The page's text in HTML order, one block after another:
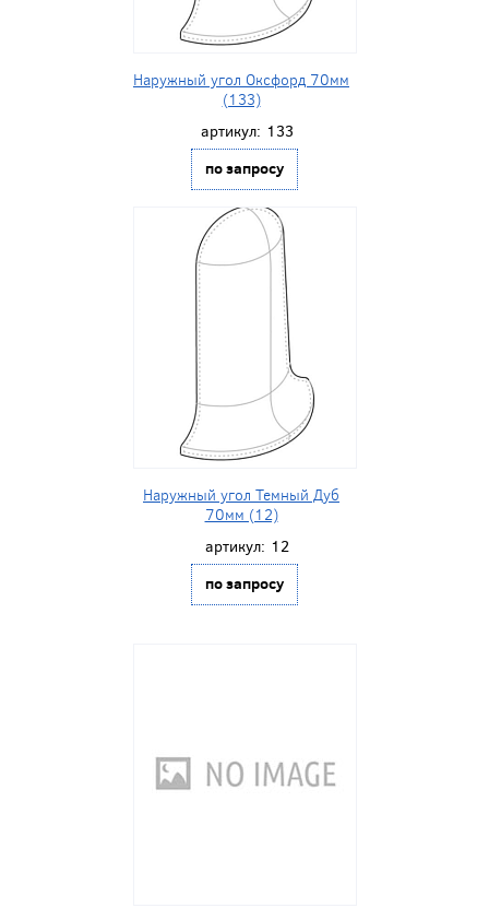
Наружный угол Оксфорд 70мм
(133)
артикул: 133
по запросу
Наружный угол Темный Дуб
70мм (12)
артикул: 12
по запросу